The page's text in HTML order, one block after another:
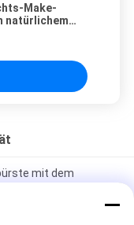
Make-
natürlichem
mit dem
Make-